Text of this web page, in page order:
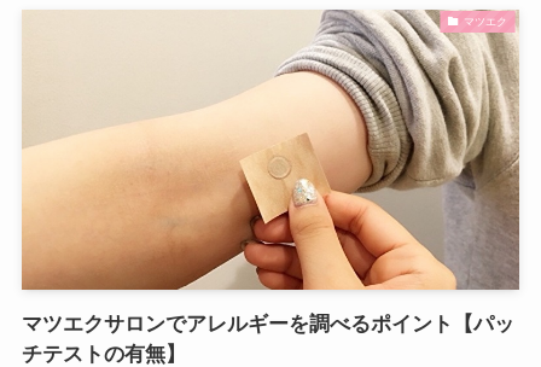
マツエク
マツエクサロンでアレルギーを調べるポイント【パッ
チテストの有無】